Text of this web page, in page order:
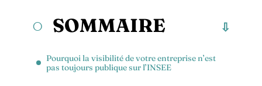
SOMMAIRE
Pourquoi la visibilité de votre entreprise n’est
pas toujours publique sur l’INSEE